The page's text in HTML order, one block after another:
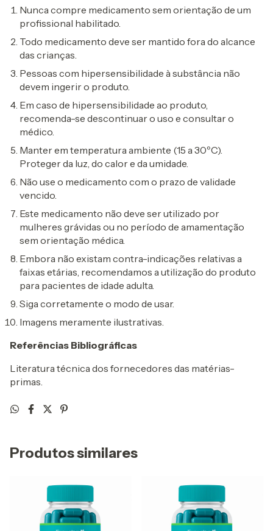
Nunca compre medicamento sem orientação de um
profissional habilitado.
Todo medicamento deve ser mantido fora do alcance
das crianças.
Pessoas com hipersensibilidade à substância não
devem ingerir o produto.
Em caso de hipersensibilidade ao produto,
recomenda-se descontinuar o uso e consultar o
médico.
Manter em temperatura ambiente (15 a 30ºC).
Proteger da luz, do calor e da umidade.
Não use o medicamento com o prazo de validade
vencido.
Este medicamento não deve ser utilizado por
mulheres grávidas ou no período de amamentação
sem orientação médica.
Embora não existam contra-indicações relativas a
faixas etárias, recomendamos a utilização do produto
para pacientes de idade adulta.
Siga corretamente o modo de usar.
Imagens meramente ilustrativas.
Referências Bibliográficas
Literatura técnica dos fornecedores das matérias-
primas.
Produtos similares